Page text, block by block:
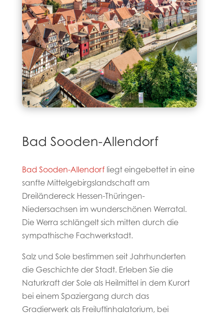
Bad Sooden-Allendorf
Bad Sooden-Allendorfliegt eingebettet in eine
sanfte Mittelgebirgslandschaft am
Dreiländereck Hessen-Thüringen-
Niedersachsen im wunderschönen Werratal.
Die Werra schlängelt sich mitten durch die
sympathische Fachwerkstadt.
Salz und Sole bestimmen seit Jahrhunderten
die Geschichte der Stadt. Erleben Sie die
Naturkraft der Sole als Heilmittel in dem Kurort
bei einem Spaziergang durch das
Gradierwerk als Freiluftinhalatorium, bei